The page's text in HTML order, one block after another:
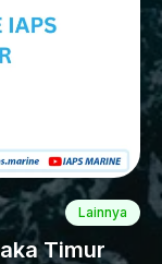
Lainnya
Timur